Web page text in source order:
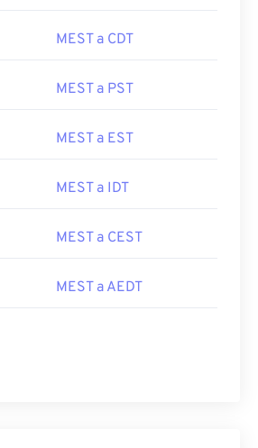
MEST a CDT
MEST a PST
MEST a EST
MEST a IDT
MEST a CEST
MEST a AEDT